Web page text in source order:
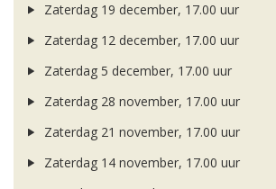
Zaterdag 19 december, 17.00 uur
Zaterdag 12 december, 17.00 uur
Zaterdag 5 december, 17.00 uur
Zaterdag 28 november, 17.00 uur
Zaterdag 21 november, 17.00 uur
Zaterdag 14 november, 17.00 uur